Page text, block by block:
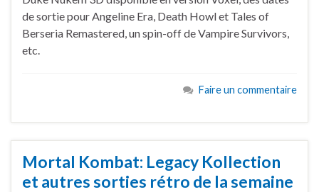
de sortie pour Angeline Era, Death Howl et Tales of
Berseria Remastered, un spin-off de Vampire Survivors,
etc.
Faire un commentaire
Mortal Kombat: Legacy Kollection
et autres sorties rétro de la semaine